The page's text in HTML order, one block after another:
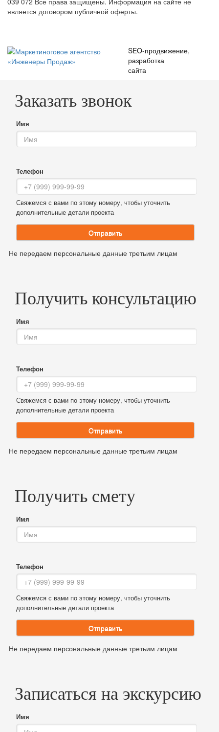
является договором публичной оферты.
SEO-продвижение,
разработка
сайта
Заказать звонок
Имя
Телефон
Свяжемся с вами по этому номеру, чтобы уточнить
дополнительные детали проекта
Отправить
Не передаем персональные данные третьим лицам
Получить консультацию
Имя
Телефон
Свяжемся с вами по этому номеру, чтобы уточнить
дополнительные детали проекта
Отправить
Не передаем персональные данные третьим лицам
Получить смету
Имя
Телефон
Свяжемся с вами по этому номеру, чтобы уточнить
дополнительные детали проекта
Отправить
Не передаем персональные данные третьим лицам
Записаться на экскурсию
Имя